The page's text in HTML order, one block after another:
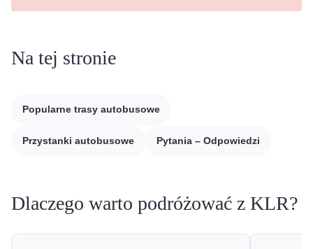
Na tej stronie
Popularne trasy autobusowe
Przystanki autobusowe Pytania – Odpowiedzi
Dlaczego warto podróżować z KLR?